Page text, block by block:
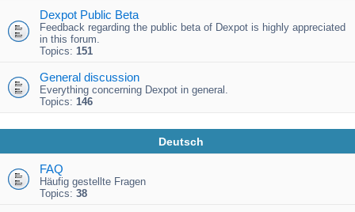
Dexpot Public Beta
Feedback regarding the public beta of Dexpot is highly appreciated
in this forum.
Topics: 151
General discussion
Everything concerning Dexpot in general.
Topics: 146
Deutsch
FAQ
Häufig gestellte Fragen
Topics: 38